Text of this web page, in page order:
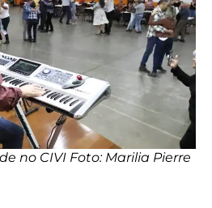
no CIVI Foto: Marilia Pierre